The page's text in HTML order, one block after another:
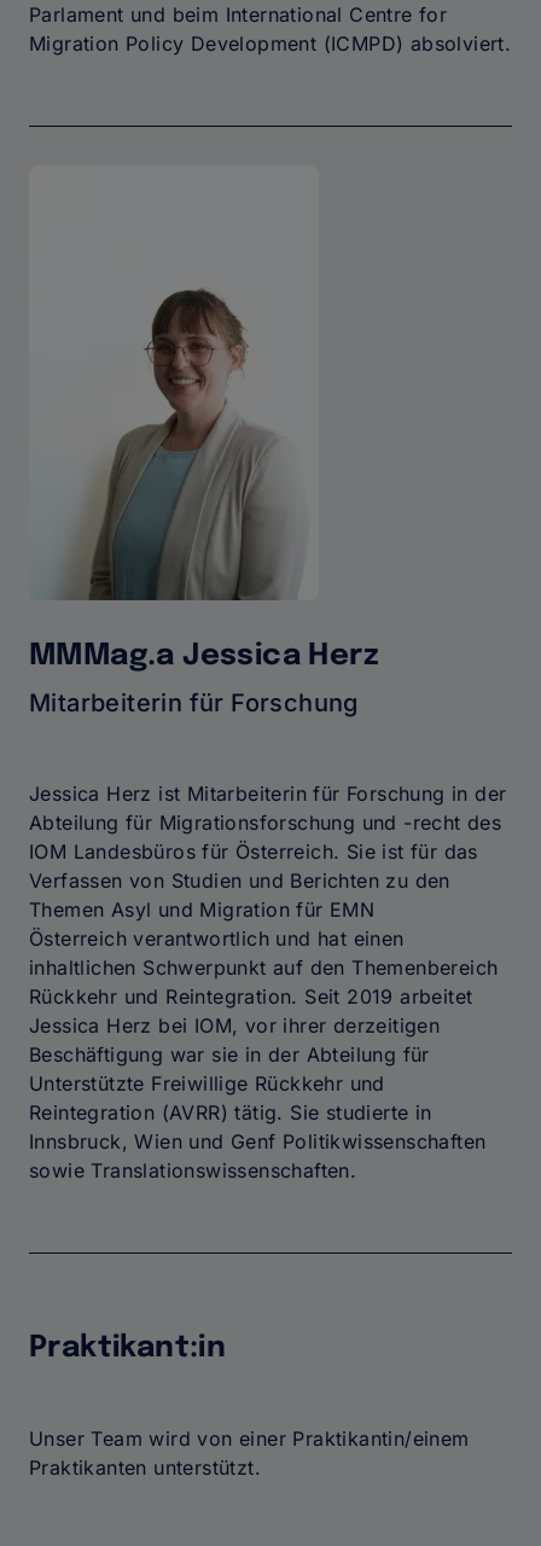
Parlament und beim International Centre for
Migration Policy Development (ICMPD) absolviert.
MMMag.a Jessica Herz
Mitarbeiterin für Forschung
Jessica Herz ist Mitarbeiterin für Forschung in der
Abteilung für Migrationsforschung und -recht des
IOM Landesbüros für Österreich. Sie ist für das
Verfassen von Studien und Berichten zu den
Themen Asyl und Migration für EMN
Österreich verantwortlich und hat einen
inhaltlichen Schwerpunkt auf den Themenbereich
Rückkehr und Reintegration. Seit 2019 arbeitet
Jessica Herz bei IOM, vor ihrer derzeitigen
Beschäftigung war sie in der Abteilung für
Unterstützte Freiwillige Rückkehr und
Reintegration (AVRR) tätig. Sie studierte in
Innsbruck, Wien und Genf Politikwissenschaften
sowie Translationswissenschaften.
Praktikant:in
Unser Team wird von einer Praktikantin/einem
Praktikanten unterstützt.